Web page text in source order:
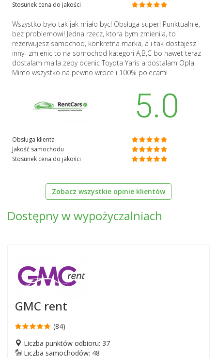
Stosunek cena do jakości
Wszystko było tak jak miało byc! Obsługa super! Punktualnie,
bez problemowi! Jedna rzecz, ktora bym zmienila, to
rezerwujesz samochod, konkretna marka, a i tak dostajesz
inny- zmienic to na somochod kategori A,B,C bo nawet teraz
dostalam maila zeby ocenic Toyota Yaris a dostalam Opla.
Mimo wszystko na pewno wroce i 100% polecam!
5.0
Obsługa klienta
Jakość samochodu
Stosunek cena do jakości
Zobacz wszystkie opinie klientów
Dostępny w wypożyczalniach
GMC rent
(84)
Liczba punktów odbioru: 37
Liczba samochodów: 48